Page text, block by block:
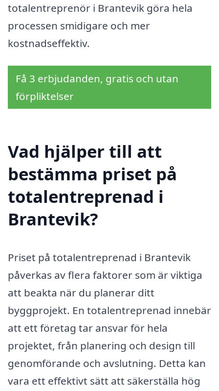
totalentreprenör i Brantevik göra hela
processen smidigare och mer
kostnadseffektiv.
Få 3 erbjudanden, gratis och utan
förpliktelser
Vad hjälper till att
bestämma priset på
totalentreprenad i
Brantevik?
Priset på totalentreprenad i Brantevik
påverkas av flera faktorer som är viktiga
att beakta när du planerar ditt
byggprojekt. En totalentreprenad innebär
att ett företag tar ansvar för hela
projektet, från planering och design till
genomförande och avslutning. Detta kan
vara ett effektivt sätt att säkerställa hög